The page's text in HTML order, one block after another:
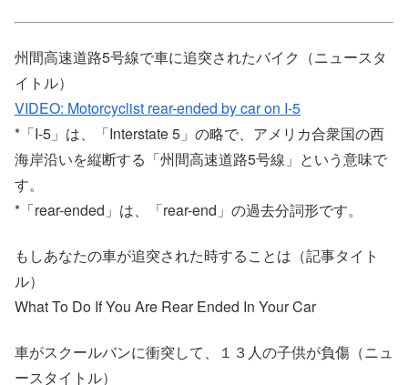
州間高速道路5号線で車に追突されたバイク（ニュースタ
イトル）
VIDEO: Motorcyclist rear-ended by car on I-5
*「I-5」は、「Interstate 5」の略で、アメリカ合衆国の西
海岸沿いを縦断する「州間高速道路5号線」という意味で
す。
*「rear-ended」は、「rear-end」の過去分詞形です。
もしあなたの車が追突された時することは（記事タイト
ル）
What To Do If You Are Rear Ended In Your Car
車がスクールバンに衝突して、１３人の子供が負傷（ニュ
ースタイトル）